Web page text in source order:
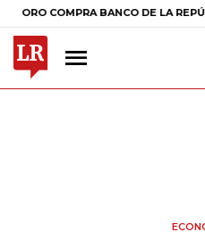
BANCO DE LA REPÚBLICA $